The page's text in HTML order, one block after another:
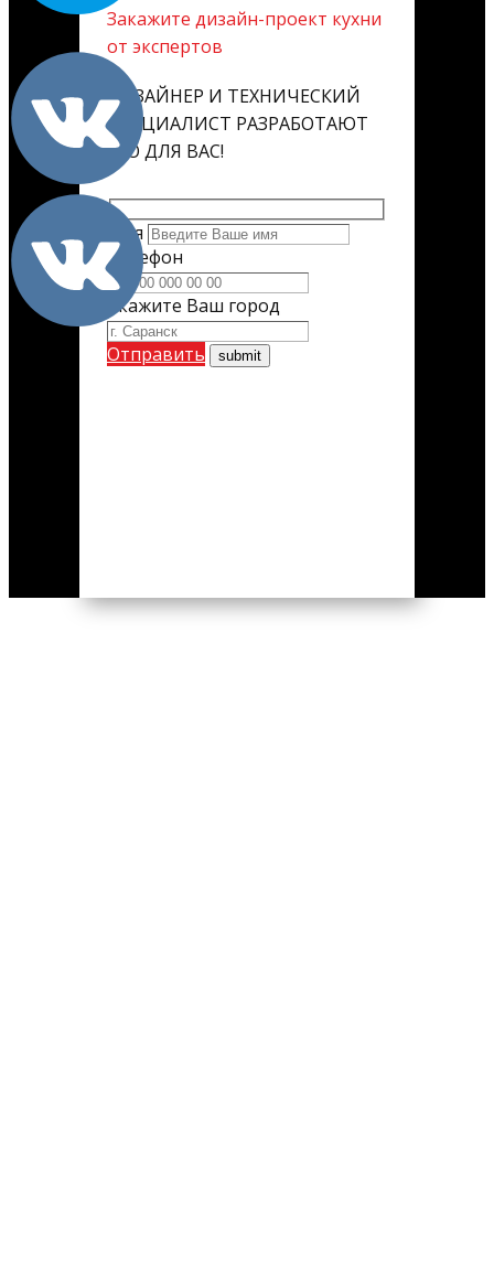
Закажите дизайн-проект кухни
от экспертов
ДИЗАЙНЕР И ТЕХНИЧЕСКИЙ
СПЕЦИАЛИСТ РАЗРАБОТАЮТ
ЕГО ДЛЯ ВАС!
Имя
Телефон
Укажите Ваш город
Отправить